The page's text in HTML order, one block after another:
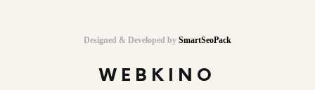
Designed & Developed by SmartSeoPack
WEBKINO